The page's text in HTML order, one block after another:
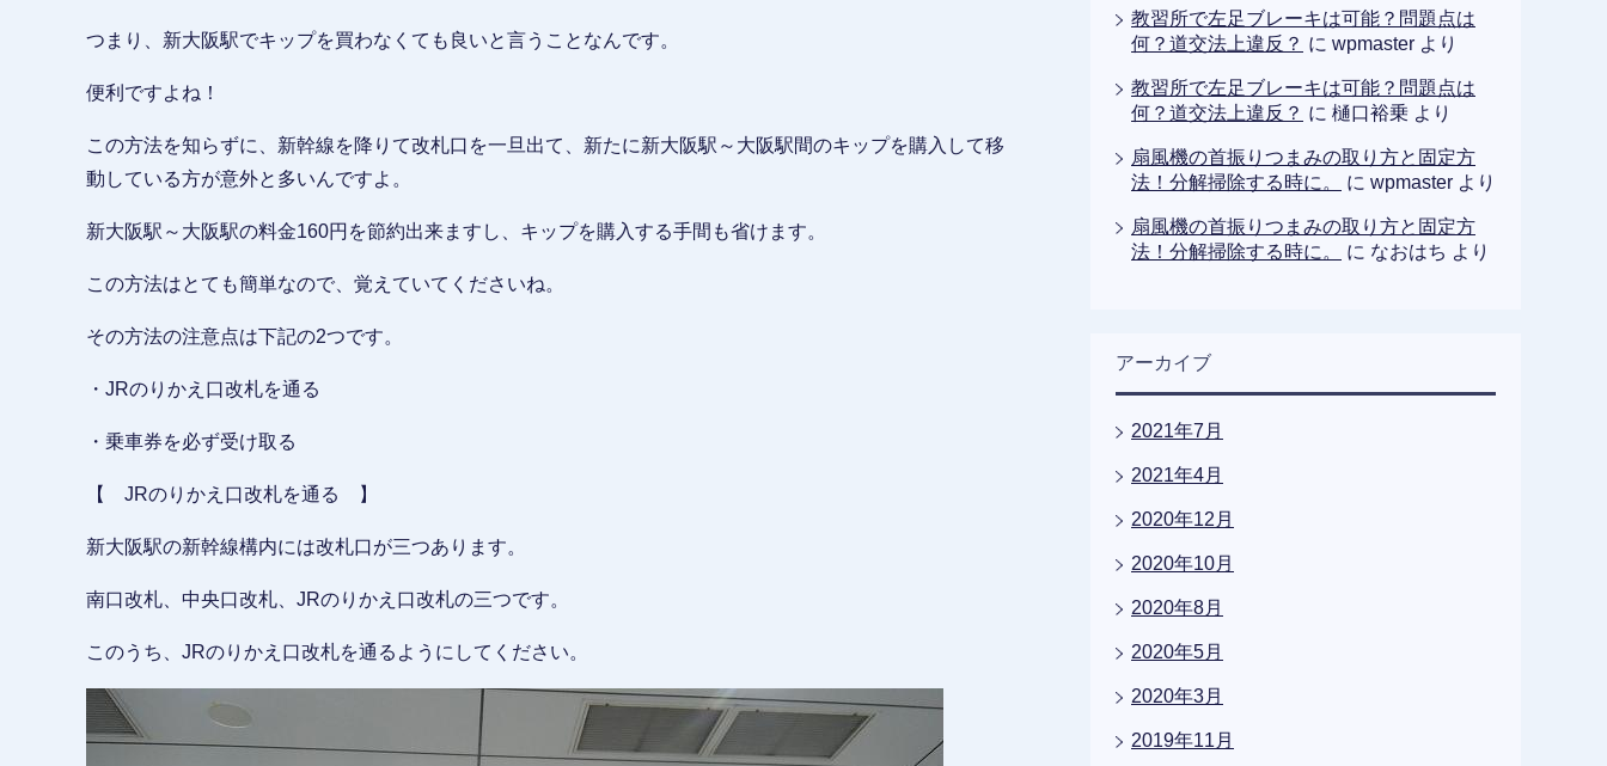
つまり、新大阪駅でキップを買わなくても良いと言うことなんです。
便利ですよね！
この方法を知らずに、新幹線を降りて改札口を一旦出て、新たに新大阪駅～大阪駅間のキップを購入して移
動している方が意外と多いんですよ。
新大阪駅～大阪駅の料金160円を節約出来ますし、キップを購入する手間も省けます。
この方法はとても簡単なので、覚えていてくださいね。
その方法の注意点は下記の2つです。
・JRのりかえ口改札を通る
・乗車券を必ず受け取る
【 JRのりかえ口改札を通る 】
新大阪駅の新幹線構内には改札口が三つあります。
南口改札、中央口改札、JRのりかえ口改札の三つです。
このうち、JRのりかえ口改札を通るようにしてください。
教習所で左足ブレーキは可能？問題点は
何？道交法上違反？ に wpmaster より
教習所で左足ブレーキは可能？問題点は
何？道交法上違反？ に 樋口裕乗 より
扇風機の首振りつまみの取り方と固定方
法！分解掃除する時に。
に wpmaster より
扇風機の首振りつまみの取り方と固定方
法！分解掃除する時に。
に なおはち より
アーカイブ
2021年7月
2021年4月
2020年12月
2020年10月
2020年8月
2020年5月
2020年3月
2019年11月